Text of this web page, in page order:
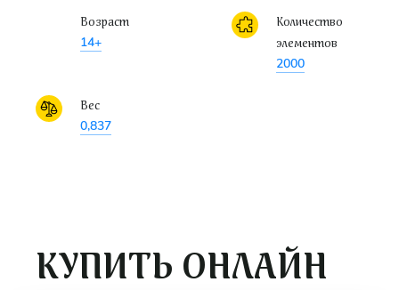
Возраст
14+
Количество
элементов
2000
Вес
0,837
КУПИТЬ ОНЛАЙН